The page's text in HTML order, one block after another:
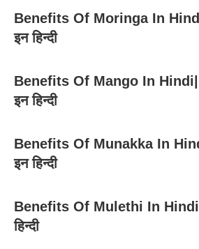
Benefits Of Moringa In
इन हिन्दी
Benefits Of Mango In
इन हिन्दी
Benefits Of Munakka In
इन हिन्दी
Benefits Of Mulethi In
हिन्दी